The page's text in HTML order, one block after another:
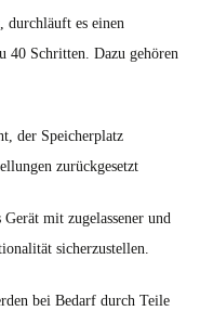
durchläuft es einen
40 Schritten. Dazu gehören
der Speicherplatz
zurückgesetzt
mit zugelassener und
sicherzustellen.
bei Bedarf durch Teile